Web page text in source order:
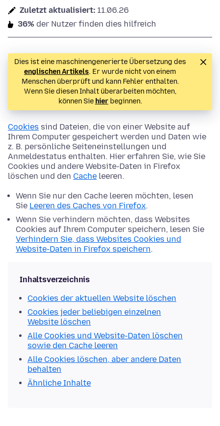
Zuletzt aktualisiert: 11.06.26
36% der Nutzer finden dies hilfreich
Dies ist eine maschinengenerierte Übersetzung des
englischen Artikels. Er wurde nicht von einem
Menschen überprüft und kann Fehler enthalten.
Wenn Sie diesen Inhalt überarbeiten möchten,
können Sie hierbeginnen.
Cookies sind Dateien, die von einer Website auf
Ihrem Computer gespeichert werden und Daten wie
z. B. persönliche Seiteneinstellungen und
Anmeldestatus enthalten. Hier erfahren Sie, wie Sie
Cookies und andere Website-Daten in Firefox
löschen und den Cache leeren.
Wenn Sie nur den Cache leeren möchten, lesen
Sie Leeren des Caches von Firefox.
Wenn Sie verhindern möchten, dass Websites
Cookies auf Ihrem Computer speichern, lesen Sie
Verhindern Sie, dass Websites Cookies und
Website-Daten in Firefox speichern.
Inhaltsverzeichnis
Cookies der aktuellen Website löschen
Cookies jeder beliebigen einzelnen
Website löschen
Alle Cookies und Website-Daten löschen
sowie den Cache leeren
Alle Cookies löschen, aber andere Daten
behalten
Ähnliche Inhalte